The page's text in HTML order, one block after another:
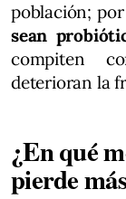
población;
sean
compiten
deterioran la
¿En qué
pierde